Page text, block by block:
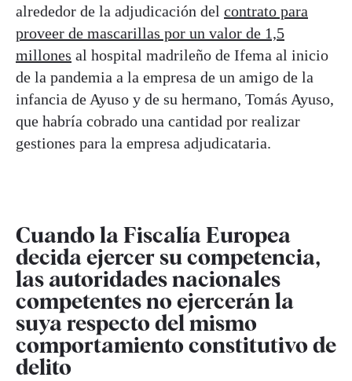
alrededor de la adjudicación del contrato para
proveer de mascarillas por un valor de 1,5
millones al hospital madrileño de Ifema al inicio
de la pandemia a la empresa de un amigo de la
infancia de Ayuso y de su hermano, Tomás Ayuso,
que habría cobrado una cantidad por realizar
gestiones para la empresa adjudicataria.
Cuando la Fiscalía Europea
decida ejercer su competencia,
las autoridades nacionales
competentes no ejercerán la
suya respecto del mismo
comportamiento constitutivo de
delito